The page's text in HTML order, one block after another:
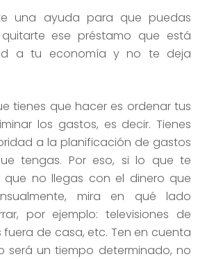
una ayuda para que puedas
ese préstamo que está
a tu economía y no te deja
tienes que hacer es ordenar tus
los gastos, es decir. Tienes
a la planificación de gastos
tengas. Por eso, si lo que te
no llegas con el dinero que
mira en qué lado
por ejemplo: televisiones de
de casa, etc. Ten en cuenta
será un tiempo determinado, no